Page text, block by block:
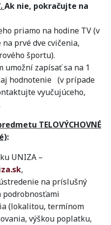
Ak nie, pokračujte na
priamo na hodine TV (v
prvé dve cvičenia,
športu).
umožní zapísať sa na 1
hodnotenie (v prípade
vyučujúceho,
TELOVÝCHOVNÉ
:
UNIZA –
,
na príslušný
podrobnosťami
(lokalitou, termínom
výškou poplatku,